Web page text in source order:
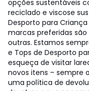
opções sustentáveis
reciclado e viscose
Desporto para
marcas preferidas são
outras. Estamos
e Tops de Desporto
esqueça de visitar
novos itens – sempre
uma política de